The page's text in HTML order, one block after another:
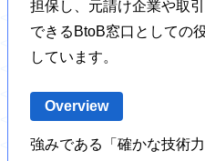
担保し、元請け企業や取
できるBtoB窓口としての
しています。
Overview
強みである「確かな技術
<script type='text/javascript'
<script type='text/javascript'
<script type='text/javascript'
<script type='text/javascript'
<script type='text/javascript'
<script type='text/javascript'